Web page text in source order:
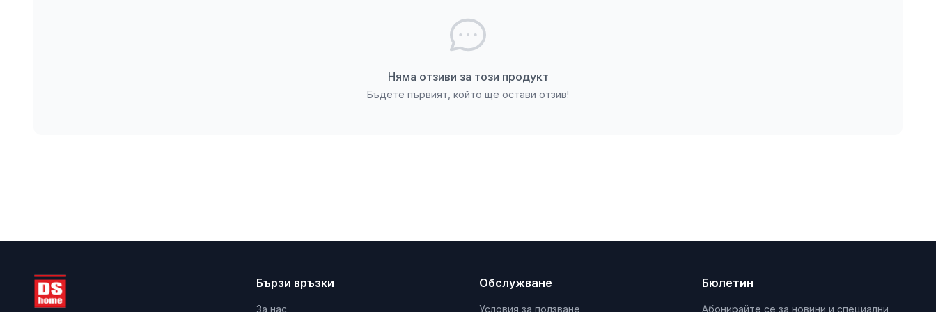
Няма отзиви за този продукт
Бъдете първият, който ще остави отзив!
Бързи връзки
За нас
Обслужване
Условия за ползване
Бюлетин
Абонирайте се за новини и специални